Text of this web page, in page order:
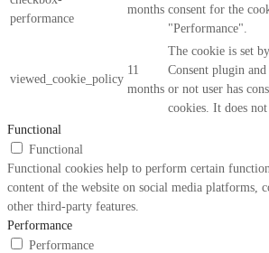
performance
months consent for the
"Performance".
viewed_cookie_policy
11
months
The cookie is set
Consent plugin
or not user has
cookies. It does not
Functional
Functional
Functional cookies help to perform certain
content of the website on social media platforms,
other third-party features.
Performance
Performance